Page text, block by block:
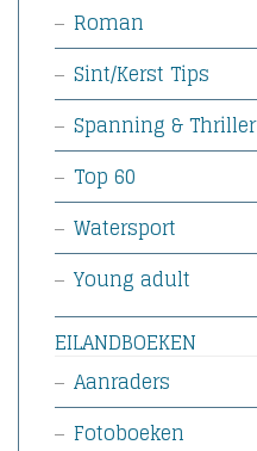
Roman
Sint/Kerst Tips
Spanning & Thriller
Top 60
Watersport
Young adult
EILANDBOEKEN
Aanraders
Fotoboeken